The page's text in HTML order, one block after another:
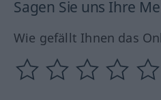
Sagen Sie uns Ihre
Wie gefällt Ihnen das